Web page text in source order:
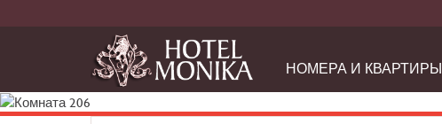
НОМЕРА И КВАРТИРЫ